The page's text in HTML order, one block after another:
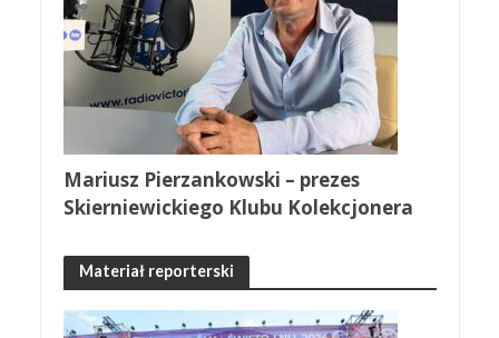
Mariusz Pierzankowski – prezes
Skierniewickiego Klubu Kolekcjonera
Materiał reporterski